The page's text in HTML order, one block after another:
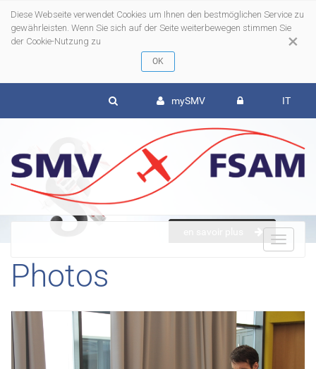
×
Diese Webseite verwendet Cookies um Ihnen den bestmöglichen Service zu
gewährleisten. Wenn Sie sich auf der Seite weiterbewegen stimmen Sie
der Cookie-Nutzung zu
mySMV IT
Photos